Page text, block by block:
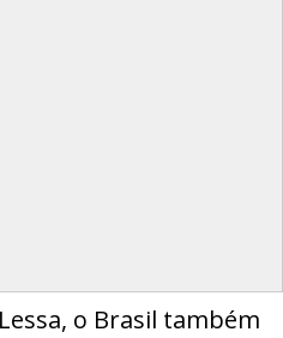
o Brasil também